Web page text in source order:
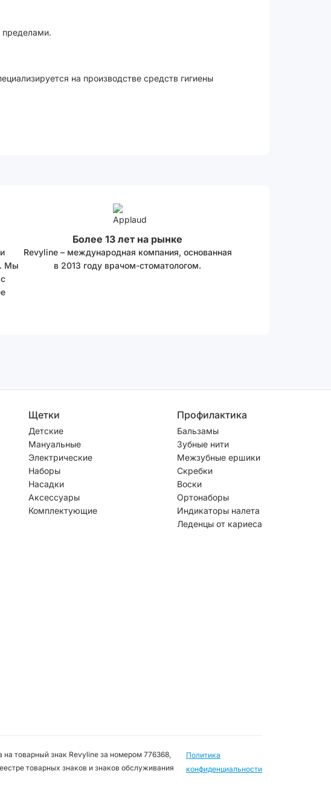
пределами.
на производстве средств гигиены
Мы
Более 13 лет на рынке
Revyline – международная компания, основанная
в 2013 году врачом-стоматологом.
Щетки
Детские
Мануальные
Электрические
Наборы
Насадки
Аксессуары
Комплектующие
Профилактика
Бальзамы
Зубные нити
Межзубные ершики
Скребки
Воски
Ортонаборы
Индикаторы налета
Леденцы от кариеса
товарный знак Revyline за номером 776368,
товарных знаков и знаков обслуживания
Политика
конфиденциальности